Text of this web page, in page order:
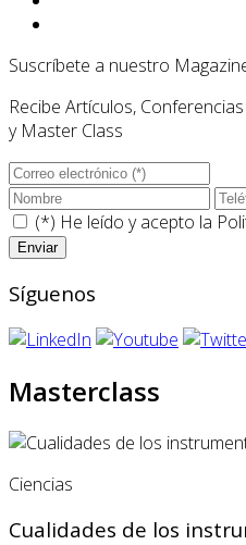
Suscríbete a nuestro
Recibe Artículos, Conferencias
y Master Class
(*) He leído y acepto la
Síguenos
Masterclass
Ciencias
Cualidades de los